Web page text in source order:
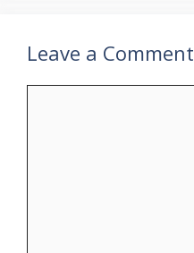
Leave a Comment